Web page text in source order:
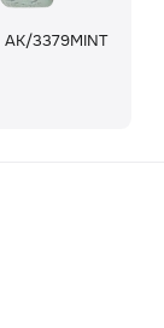
AK/3379MINT